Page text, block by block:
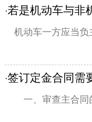
·若是机动车与非
机动车一方应当
·签订定金合同需
一、审查主合